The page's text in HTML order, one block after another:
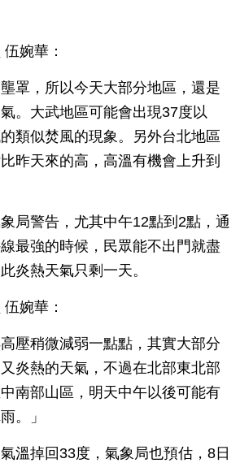
婉華：
壟罩，所以今天大部分地區，還是
。大武地區可能會出現37度以
類似焚風的現象。另外台北地區
昨天來的高，高溫有機會上升到
局警告，尤其中午12點到2點，通
最強的時候，民眾能不出門就盡
炎熱天氣只剩一天。
婉華：
高壓稍微減弱一點點，其實大部分
炎熱的天氣，不過在北部東北部
南部山區，明天中午以後可能有
。」
溫掉回33度，氣象局也預估，8日